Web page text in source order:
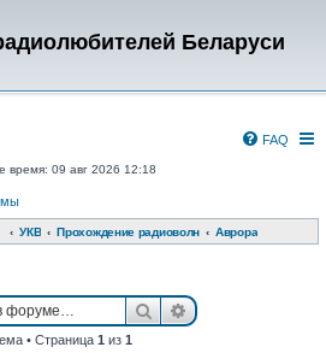
Беларуси
FAQ
время: 09 авг 2026 12:18
УКВ Прохождение радиоволн Аврора
ПоискРасширенный
• Страница 1 из 1